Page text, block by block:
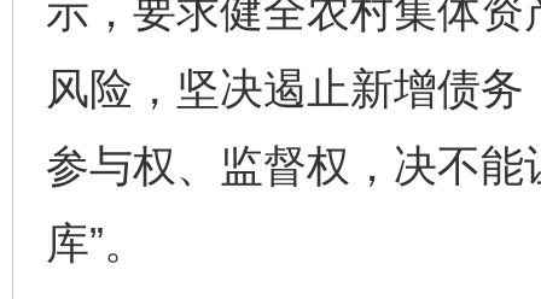
示，要求健全农村集体
风险，坚决遏止新增债
参与权、监督权，决不能
库”。